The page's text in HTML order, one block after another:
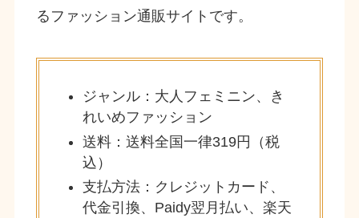
るファッション通販サイトです。
ジャンル：大人フェミニン、き
れいめファッション
送料：送料全国一律319円（税
込）
支払方法：クレジットカード、
代金引換、Paidy翌月払い、楽天